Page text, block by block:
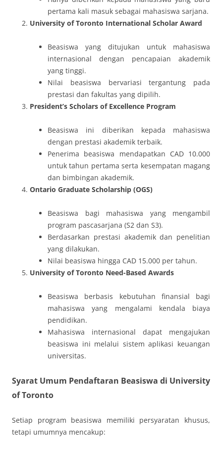
pertama kali masuk sebagai mahasiswa sarjana.
University of Toronto International Scholar Award
Beasiswa yang ditujukan untuk mahasiswa
internasional dengan pencapaian akademik
yang tinggi.
Nilai beasiswa bervariasi tergantung pada
prestasi dan fakultas yang dipilih.
President’s Scholars of Excellence Program
Beasiswa ini diberikan kepada mahasiswa
dengan prestasi akademik terbaik.
Penerima beasiswa mendapatkan CAD 10.000
untuk tahun pertama serta kesempatan magang
dan bimbingan akademik.
Ontario Graduate Scholarship (OGS)
Beasiswa bagi mahasiswa yang mengambil
program pascasarjana (S2 dan S3).
Berdasarkan prestasi akademik dan penelitian
yang dilakukan.
Nilai beasiswa hingga CAD 15.000 per tahun.
University of Toronto Need-Based Awards
Beasiswa berbasis kebutuhan finansial bagi
mahasiswa yang mengalami kendala biaya
pendidikan.
Mahasiswa internasional dapat mengajukan
beasiswa ini melalui sistem aplikasi keuangan
universitas.
Syarat Umum Pendaftaran Beasiswa di University
of Toronto
Setiap program beasiswa memiliki persyaratan khusus,
tetapi umumnya mencakup: